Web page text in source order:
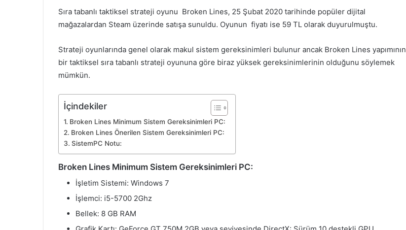
Sıra tabanlı taktiksel strateji oyunu Broken Lines, 25 Şubat 2020 tarihinde popüler dijital
mağazalardan Steam üzerinde satışa sunuldu. Oyunun fiyatı ise 59 TL olarak duyurulmuştu.
Strateji oyunlarında genel olarak makul sistem gereksinimleri bulunur ancak Broken Lines yapımının
bir taktiksel sıra tabanlı strateji oyununa göre biraz yüksek gereksinimlerinin olduğunu söylemek
mümkün.
İçindekiler
Broken Lines Minimum Sistem Gereksinimleri PC:
Broken Lines Önerilen Sistem Gereksinimleri PC:
SistemPC Notu:
Broken Lines Minimum Sistem Gereksinimleri PC:
İşletim Sistemi: Windows 7
İşlemci: i5-5700 2Ghz
Bellek: 8 GB RAM